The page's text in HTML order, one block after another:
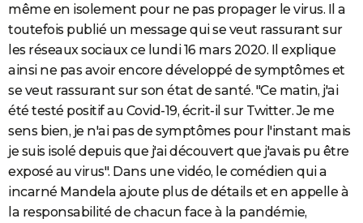
même en isolement pour ne pas propager le virus. Il a
toutefois publié un message qui se veut rassurant sur
les réseaux sociaux ce lundi 16 mars 2020. Il explique
ainsi ne pas avoir encore développé de symptômes et
se veut rassurant sur son état de santé. "Ce matin, j'ai
été testé positif au Covid-19, écrit-il sur Twitter. Je me
sens bien, je n'ai pas de symptômes pour l'instant mais
je suis isolé depuis que j'ai découvert que j'avais pu être
exposé au virus". Dans une vidéo, le comédien qui a
incarné Mandela ajoute plus de détails et en appelle à
la responsabilité de chacun face à la pandémie,